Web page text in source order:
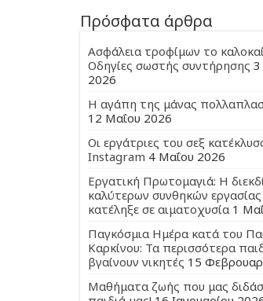
Πρόσφατα άρθρα
Ασφάλεια τροφίμων το
Οδηγίες σωστής συντήρησης 3
2026
Η αγάπη της μάνας
12 Μαΐου 2026
Οι εργάτριες του σεξ
Instagram 4 Μαΐου 2026
Εργατική Πρωτομαγιά: Η
καλύτερων συνθηκών
κατέληξε σε αιματοχυσία 1
Παγκόσμια Ημέρα κατά του
Καρκίνου: Τα περισσότερα
βγαίνουν νικητές 15
Μαθήματα ζωής που μας